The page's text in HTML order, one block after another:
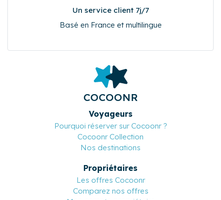
Annulation souple
Un service client 7j/7
Basé en France et multilingue
COCOONR